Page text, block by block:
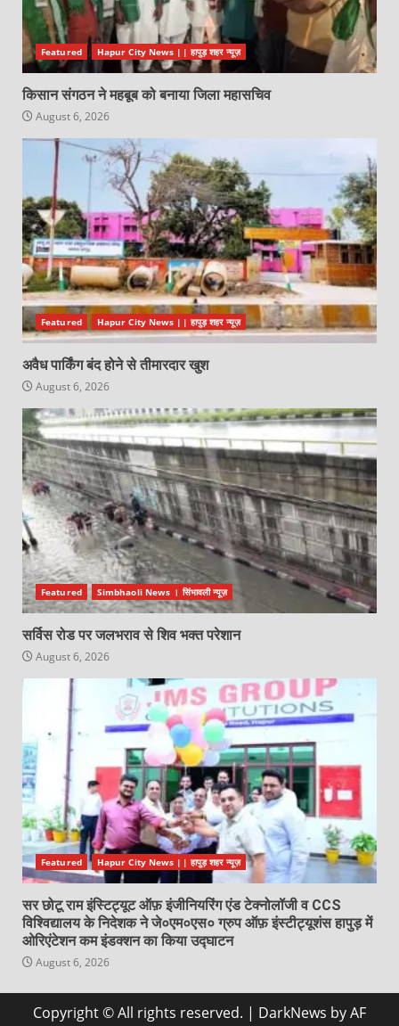
Featured Hapur City News || हापुड़ शहर न्यूज़
किसान संगठन ने महबूब को बनाया जिला महासचिव
August 6, 2026
Featured Hapur City News || हापुड़ शहर न्यूज़
अवैध पार्किंग बंद होने से तीमारदार खुश
August 6, 2026
Featured Simbhaoli News । सिंभावली न्यूज़
सर्विस रोड पर जलभराव से शिव भक्त परेशान
August 6, 2026
Featured Hapur City News || हापुड़ शहर न्यूज़
सर छोटू राम इंस्टिट्यूट ऑफ़ इंजीनियरिंग एंड टेक्नोलॉजी व CCS
विश्विद्यालय के निदेशक ने जे०एम०एस० ग्रुप ऑफ़ इंस्टीट्यूशंस हापुड़ में
ओरिएंटेशन कम इंडक्शन का किया उद्घाटन
August 6, 2026
Copyright © All rights reserved. | DarkNews by AF